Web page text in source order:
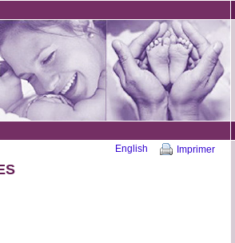
English Imprimer